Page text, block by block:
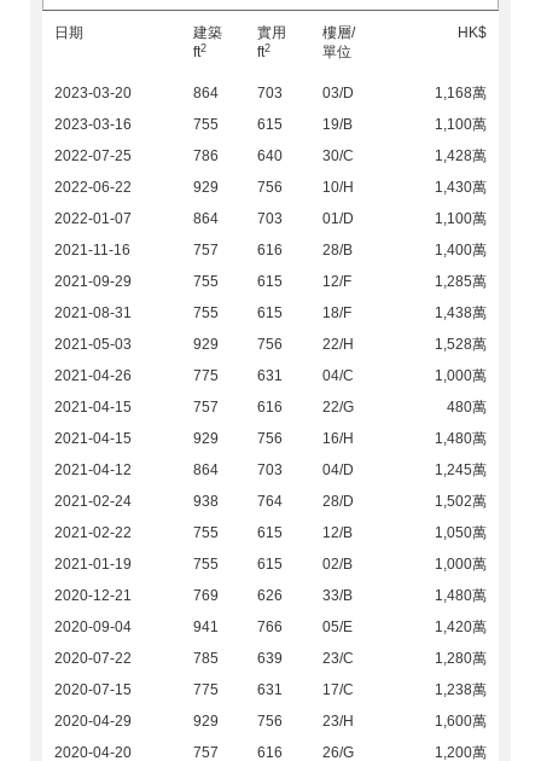
日期
建築
ft2
實用
ft2
樓層/
單位
HK$
2023-03-20 864 703 03/D
1,168萬
2023-03-16
755 615 19/B
1,100萬
2022-07-25
786 640 30/C
1,428萬
2022-06-22
929 756 10/H
1,430萬
2022-01-07
864 703 01/D
1,100萬
2021-11-16
757 616 28/B
1,400萬
2021-09-29
755 615 12/F
1,285萬
2021-08-31
755 615 18/F
1,438萬
2021-05-03
929 756 22/H
1,528萬
2021-04-26
775 631 04/C
1,000萬
2021-04-15
757 616 22/G
480萬
2021-04-15
929 756 16/H
1,480萬
2021-04-12
864 703 04/D
1,245萬
2021-02-24
938 764 28/D
1,502萬
2021-02-22
755 615 12/B
1,050萬
2021-01-19
755 615 02/B
1,000萬
2020-12-21
769 626 33/B
1,480萬
2020-09-04
941 766 05/E
1,420萬
2020-07-22
785 639 23/C
1,280萬
2020-07-15
775 631 17/C
1,238萬
2020-04-29
929 756 23/H
1,600萬
2020-04-20
757 616 26/G 1,200萬